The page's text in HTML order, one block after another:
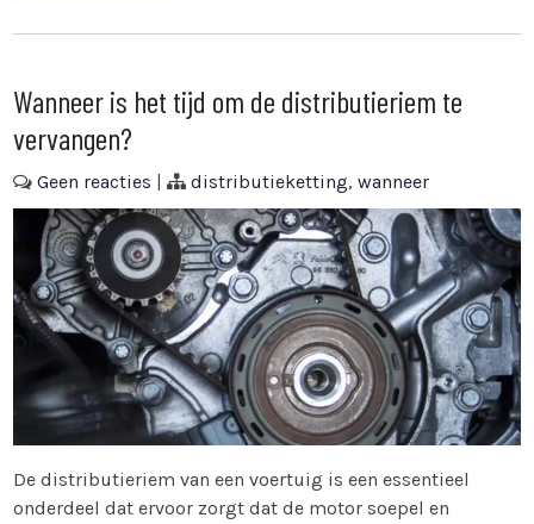
Wanneer is het tijd om de distributieriem te
vervangen?
Geen reacties | distributieketting,wanneer
De distributieriem van een voertuig is een essentieel
onderdeel dat ervoor zorgt dat de motor soepel en